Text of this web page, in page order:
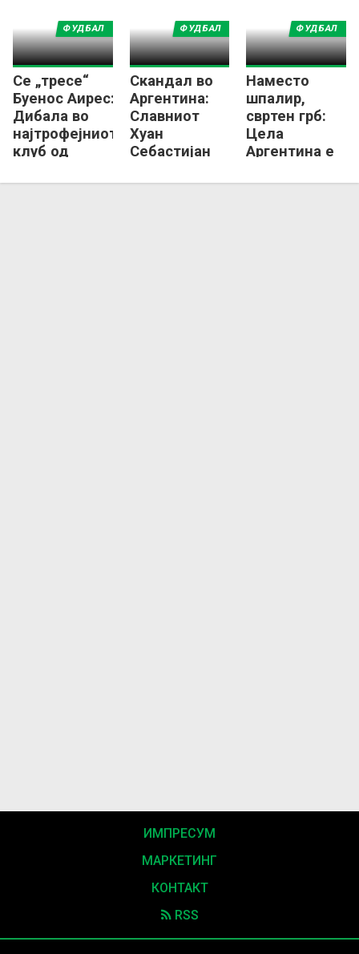
Се „тресе“
Буенос Аирес:
Дибала во
најтрофејниот
клуб од
ФУДБАЛ
Скандал во
Аргентина:
Славниот
Хуан
Себастијан
шестмесечна
ФУДБАЛ
Наместо
шпалир,
свртен грб:
Цела
Аргентина е
виновник е
ФУДБАЛ
ИМПРЕСУМ
МАРКЕТИНГ
КОНТАКТ
RSS